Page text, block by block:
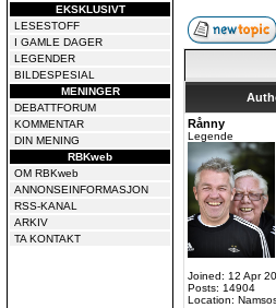
EKSKLUSIVT
LESESTOFF
I GAMLE DAGER
LEGENDER
BILDESPESIAL
MENINGER
DEBATTFORUM
KOMMENTAR
DIN MENING
RBKweb
OM RBKweb
ANNONSEINFORMASJON
RSS-KANAL
ARKIV
TA KONTAKT
Rånny
Legende
Joined: 12 Apr
Posts: 14904
Location: